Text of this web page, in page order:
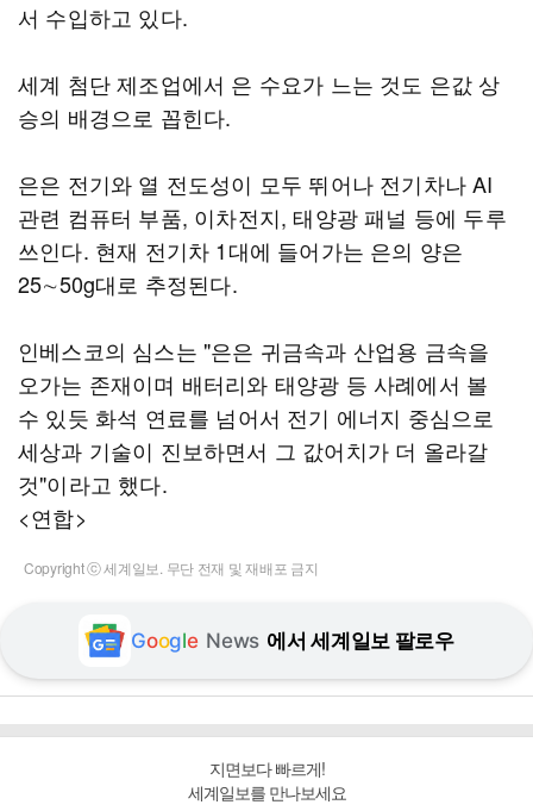
서 수입하고 있다.
세계 첨단 제조업에서 은 수요가 느는 것도 은값 상
승의 배경으로 꼽힌다.
은은 전기와 열 전도성이 모두 뛰어나 전기차나 AI
관련 컴퓨터 부품, 이차전지, 태양광 패널 등에 두루
쓰인다. 현재 전기차 1대에 들어가는 은의 양은
25∼50g대로 추정된다.
인베스코의 심스는 "은은 귀금속과 산업용 금속을
오가는 존재이며 배터리와 태양광 등 사례에서 볼
수 있듯 화석 연료를 넘어서 전기 에너지 중심으로
세상과 기술이 진보하면서 그 값어치가 더 올라갈
것"이라고 했다.
<연합>
Copyright ⓒ 세계일보. 무단 전재 및 재배포 금지
Google News 에서 세계일보 팔로우
지면보다 빠르게!
세계일보를 만나보세요